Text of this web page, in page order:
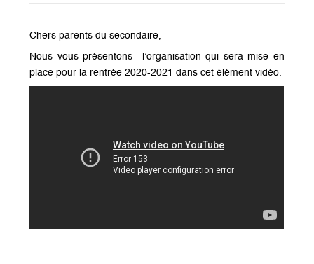
Chers parents du secondaire,
Nous vous présentons l’organisation qui sera mise en
place pour la rentrée 2020-2021 dans cet élément vidéo.